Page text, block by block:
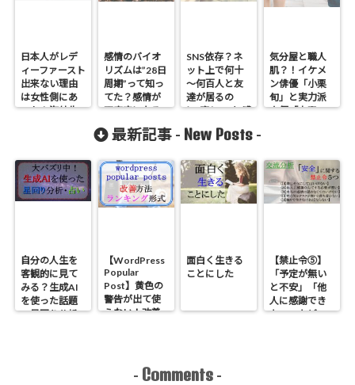
日本人がレデ
ィーファースト
出来ない理由
は女性側にあ
った！海外生
モンド】
感情のバイオ
リズムは”28日
周期”って知っ
てた？感情が
不安定になる
その対処法
SNS依存？ネ
ット上で何十
～何百人と友
達が居るの
に”寂しい”と感
る理由と対処
気分屋と職人
肌？！イケメ
ン俳優「小栗
旬」と実力派
女優「山田
てみた
最新記事 - New Posts -
自分の人生を
客観的に見て
みる？生成AI
を使った話題
の星回り分析
【WordPress
Popular
Post】黄色の
警告が出て使
えない！改善
面白く生きる
ことにした
【禁止令⑤】
「予定が無い
と不安」「他
人に感謝でき
ない」などの
- Comments -